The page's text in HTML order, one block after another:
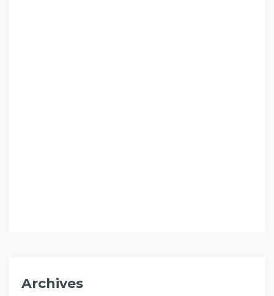
Archives